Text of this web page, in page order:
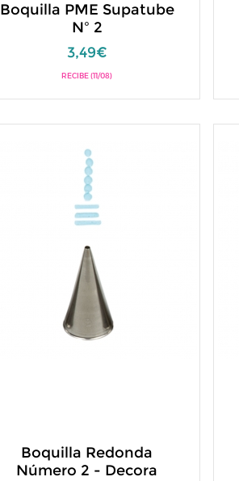
Boquilla PME Supatube
Nº 2
3,49€
RECIBE (11/08)
Boquilla Redonda
Número 2 - Decora